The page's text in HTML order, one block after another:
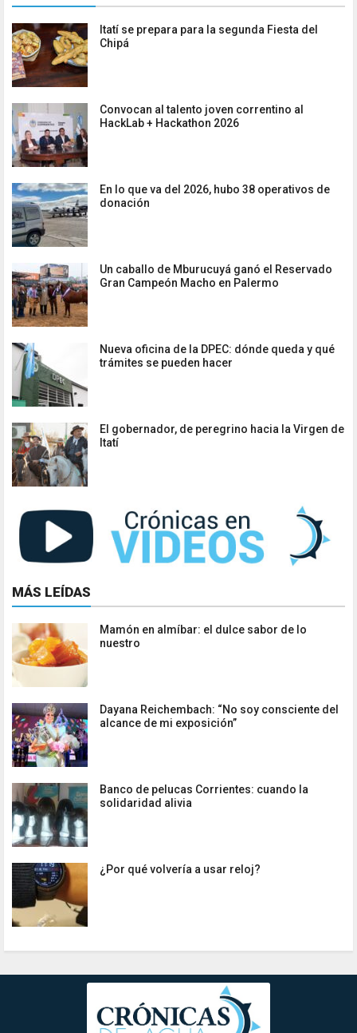
Itatí se prepara para la segunda Fiesta del
Chipá
Convocan al talento joven correntino al
HackLab + Hackathon 2026
En lo que va del 2026, hubo 38 operativos de
donación
Un caballo de Mburucuyá ganó el Reservado
Gran Campeón Macho en Palermo
Nueva oficina de la DPEC: dónde queda y qué
trámites se pueden hacer
El gobernador, de peregrino hacia la Virgen de
Itatí
MÁS LEÍDAS
Mamón en almíbar: el dulce sabor de lo
nuestro
Dayana Reichembach: “No soy consciente del
alcance de mi exposición”
Banco de pelucas Corrientes: cuando la
solidaridad alivia
¿Por qué volvería a usar reloj?